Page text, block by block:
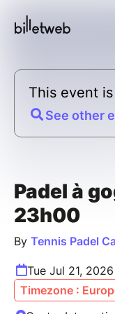
This event
See other
Padel à
23h00
By Tennis Padel
Tue Jul 21,
Timezone :